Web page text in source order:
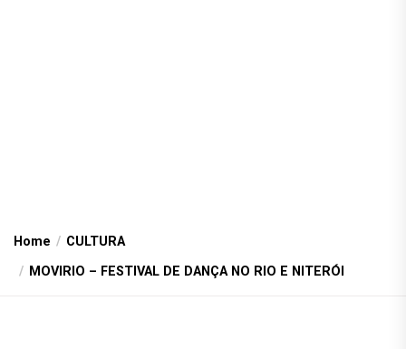
Home
CULTURA
MOVIRIO – FESTIVAL DE DANÇA NO RIO E NITERÓI